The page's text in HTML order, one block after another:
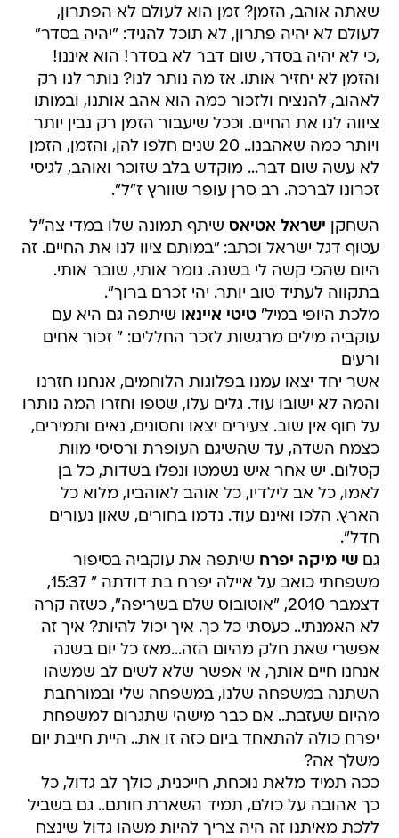
שאתה אוהב, הזמן? זמן הוא לעולם לא הפתרון,
לעולם לא יהיה פתרון, לא תוכל להגיד: "יהיה בסדר"
,כי לא יהיה בסדר, שום דבר לא בסדר! הוא איננו!
והזמן לא יחזיר אותו. אז מה נותר לנו? נותר לנו רק
לאהוב, להנציח ולזכור כמה הוא אהב אותנו, ובמותו
ציווה לנו את החיים. וככל שיעבור הזמן רק נבין יותר
ויותר כמה שאהבנו.. 20 שנים חלפו להן, והזמן, הזמן
לא עשה שום דבר... מוקדש בלב שזוכר ואוהב, לגיסי
זכרונו לברכה. רב סרן עופר שוורץ ז"ל".
השחקן ישראל אטיאס שיתף תמונה שלו במדי צה"ל
עטוף דגל ישראל וכתב: "במותם ציוו לנו את החיים. זה
היום שהכי קשה לי בשנה. גומר אותי, שובר אותי.
בתקווה לעתיד טוב יותר. יהי זכרם ברוך".
מלכת היופי במיל'טיטי איינאו שיתפה גם היא עם
עוקביה מילים מרגשות לזכר החללים: " זכור אחים
ורעים
אשר יחד יצאו עמנו בפלוגות הלוחמים, אנחנו חזרנו
והמה לא ישובו עוד. גלים עלו, שטפו וחזרו המה נותרו
על חוף אין שוב. צעירים יצאו וחסונים, נאים ותמירים,
כצמח השדה, עד שהשיגם העופרת ורסיסי מוות
קטלום. יש אחר איש נשמטו ונפלו בשדות, כל בן
לאמו, כל אב לילדיו, כל אוהב לאוהביו, מלוא כל
הארץ. הלכו ואינם עוד. נדמו בחורים, שאון נעורים
חדל".
גםשי מיקה יפרח שיתפה את עוקביה בסיפור
משפחתי כואב על איילה יפרח בת דודתה " 15:37,
דצמבר 2010, "אוטובוס שלם בשריפה", כשזה קרה
לא האמנתי.. כעסתי כל כך. איך יכול להיות? איך זה
אפשרי שאת חלק מהיום הזה...מאז כל יום בשנה
אנחנו חיים אותך, אי אפשר שלא לשים לב שמשהו
השתנה במשפחה שלנו, במשפחה שלי ובמורחבת
מהיום שעזבת.. אם כבר מישהי שתגרום למשפחת
יפרח כולה להתאחד ביום כזה זו את.. היית חייבת יום
משלך אה?
ככה תמיד מלאת נוכחת, חייכנית, כולך לב גדול, כל
כך אהובה על כולם, תמיד השארת חותם.. גם בשביל
ללכת מאיתנו זה היה צריך להיות משהו גדול שינצח